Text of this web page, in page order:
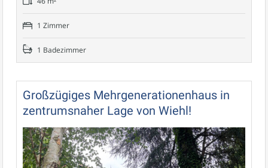
1 Zimmer
1 Badezimmer
Großzügiges Mehrgenerationenhaus in
zentrumsnaher Lage von Wiehl!